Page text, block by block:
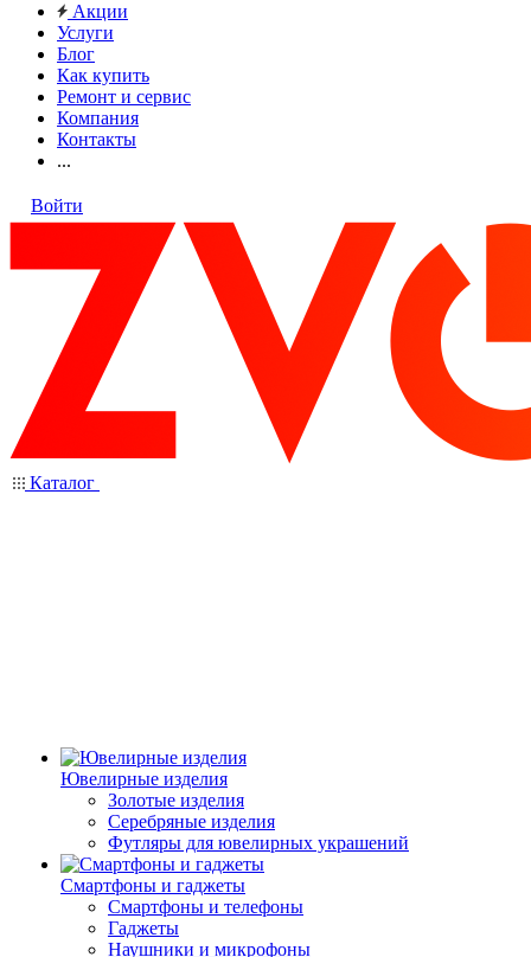
Акции
Услуги
Блог
Как купить
Ремонт и сервис
Компания
Контакты
...
Войти
Каталог
Ювелирные изделия
Золотые изделия
Серебряные изделия
Футляры для ювелирных украшений
Смартфоны и гаджеты
Смартфоны и телефоны
Гаджеты
Наушники и микрофоны